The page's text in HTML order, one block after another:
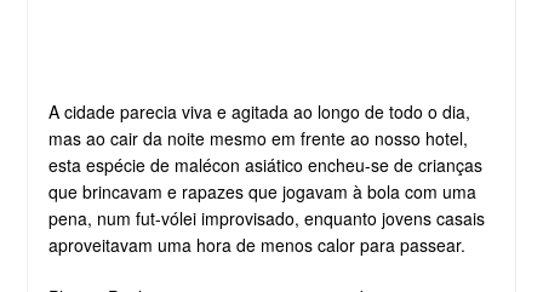
A cidade parecia viva e agitada ao longo de todo o dia,
mas ao cair da noite mesmo em frente ao nosso hotel,
esta espécie de malécon asiático encheu-se de crianças
que brincavam e rapazes que jogavam à bola com uma
pena, num fut-vólei improvisado, enquanto jovens casais
aproveitavam uma hora de menos calor para passear.